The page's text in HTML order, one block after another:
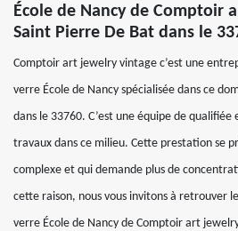
École de Nancy de Comptoir
Saint Pierre De Bat dans le
Comptoir art jewelry vintage c’est une
verre École de Nancy spécialisée dans ce
dans le 33760. C’est une équipe de
travaux dans ce milieu. Cette prestation se
complexe et qui demande plus de
cette raison, nous vous invitons à retrouver
verre École de Nancy de Comptoir art